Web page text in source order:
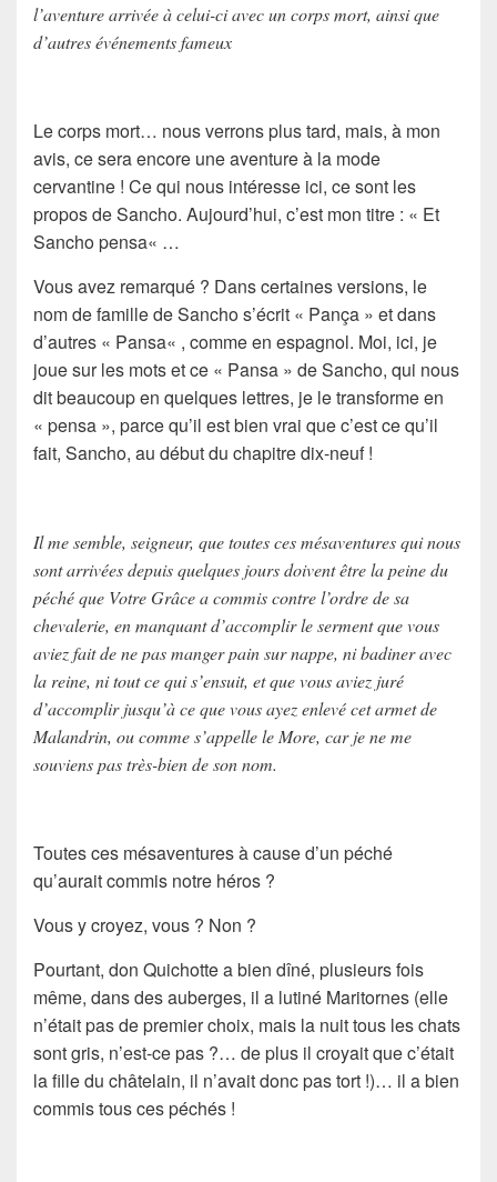
l’aventure arrivée à celui-ci avec un corps mort, ainsi que
d’autres événements fameux
Le corps mort… nous verrons plus tard, mais, à mon
avis, ce sera encore une aventure à la mode
cervantine ! Ce qui nous intéresse ici, ce sont les
propos deSancho. Aujourd’hui, c’est mon titre : « Et
Sancho pensa« …
Vous avez remarqué ? Dans certaines versions, le
nom de famille de Sancho s’écrit « Pança » et dans
d’autres « Pansa« , comme en espagnol. Moi, ici, je
joue sur les mots et ce « Pansa » de Sancho, qui nous
dit beaucoup en quelques lettres, je le transforme en
« pensa », parce qu’il est bien vrai que c’est ce qu’il
fait, Sancho, au début du chapitre dix-neuf !
Il me semble, seigneur, que toutes ces mésaventures qui nous
sont arrivées depuis quelques jours doivent être la peine du
péché que Votre Grâce a commis contre l’ordre de sa
chevalerie, en manquant d’accomplir le serment que vous
aviez fait de ne pas manger pain sur nappe, ni badiner avec
la reine, ni tout ce qui s’ensuit, et que vous aviez juré
d’accomplir jusqu’à ce que vous ayez enlevé cet armet de
Malandrin, ou comme s’appelle le More, car je ne me
souviens pas très-bien de son nom.
Toutes ces mésaventures à cause d’un péché
qu’aurait commis notre héros ?
Vous y croyez, vous ? Non ?
Pourtant, don Quichottea bien dîné, plusieurs fois
même, dans des auberges, il a lutiné Maritornes (elle
n’était pas de premier choix, mais la nuit tous les chats
sont gris, n’est-ce pas ?… de plus il croyait que c’était
la fille du châtelain, il n’avait donc pas tort !)… il a bien
commis tous ces péchés !